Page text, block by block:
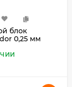
блок
0,25 мм